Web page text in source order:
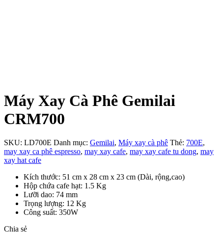
Máy Xay Cà Phê Gemilai
CRM700
SKU: LD700E Danh mục: Gemilai, Máy xay cà phê Thẻ: 700E,
may xay ca phê espresso, may xay cafe, may xay cafe tu dong, may
xay hat cafe
Kích thước: 51 cm x 28 cm x 23 cm (Dài, rộng,cao)
Hộp chứa cafe hạt: 1.5 Kg
Lưỡi dao: 74 mm
Trọng lượng: 12 Kg
Công suất: 350W
Chia sẻ